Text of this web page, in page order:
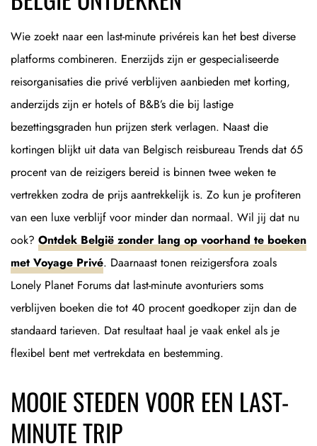
Wie zoekt naar een last-minute privéreis kan het best diverse
platforms combineren. Enerzijds zijn er gespecialiseerde
reisorganisaties die privé verblijven aanbieden met korting,
anderzijds zijn er hotels of B&B’s die bij lastige
bezettingsgraden hun prijzen sterk verlagen. Naast die
kortingen blijkt uit data van Belgisch reisbureau Trends dat 65
procent van de reizigers bereid is binnen twee weken te
vertrekken zodra de prijs aantrekkelijk is. Zo kun je profiteren
van een luxe verblijf voor minder dan normaal. Wil jij dat nu
ook? Ontdek België zonder lang op voorhand te boeken
met Voyage Privé. Daarnaast tonen reizigersfora zoals
Lonely Planet Forums dat last-minute avonturiers soms
verblijven boeken die tot 40 procent goedkoper zijn dan de
standaard tarieven. Dat resultaat haal je vaak enkel als je
flexibel bent met vertrekdata en bestemming.
MOOIE STEDEN VOOR EEN LAST-
MINUTE TRIP